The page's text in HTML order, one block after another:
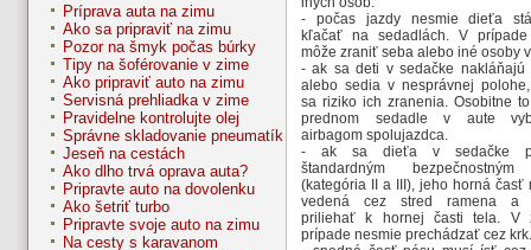
Príprava auta na zimu
Ako sa pripraviť na zimu
Pozor na šmyk počas búrky
Tipy na šoférovanie v zime
Ako pripraviť auto na zimu
Servisná prehliadka v zime
Pravidelne kontrolujte olej
Správne skladovanie pneumatík
Jeseň na cestách
Ako dlho trvá oprava auta?
Pripravte auto na dovolenku
Ako šetriť turbo
Pripravte svoje auto na zimu
Na cesty s karavanom
- počas jazdy nesmie dieťa
kľačať na sedadlách. V prípade
môže zraniť seba alebo iné osoby
- ak sa deti v sedačke nakláňajú
alebo sedia v nesprávnej
sa riziko ich zranenia. Osobitne
prednom sedadle v aute
airbagom spolujazdca.
- ak sa dieťa v sedačke
štandardným
(kategória II a III), jeho horná časť
vedená cez stred ramena a
priliehať k hornej časti tela. V
prípade nesmie prechádzať cez krk.